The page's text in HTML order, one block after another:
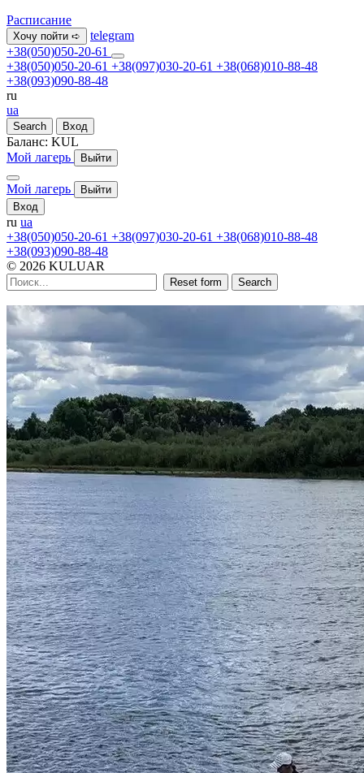
Расписание
Хочу пойти ➪
telegram
+38(050)050-20-61
+38(050)050-20-61 +38(097)030-20-61 +38(068)010-88-48
+38(093)090-88-48
ru
ua
Search Вход
Баланс: KUL
Мой лагерь
Выйти
Мой лагерь
Выйти
Вход
ru ua
+38(050)050-20-61 +38(097)030-20-61 +38(068)010-88-48
+38(093)090-88-48
© 2026 KULUAR
Reset form Search